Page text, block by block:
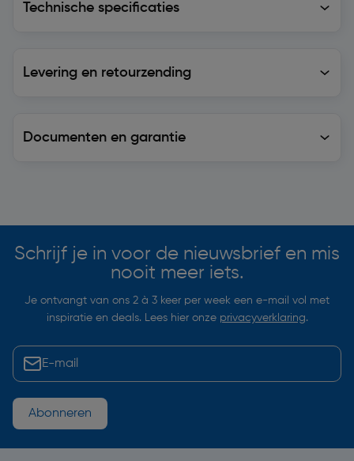
Technische specificaties
Levering en retourzending
Documenten en garantie
Schrijf je in voor de nieuwsbrief en mis
nooit meer iets.
Je ontvangt van ons 2 à 3 keer per week een e-mail vol met
inspiratie en deals. Lees hier onze privacyverklaring.
Abonneren